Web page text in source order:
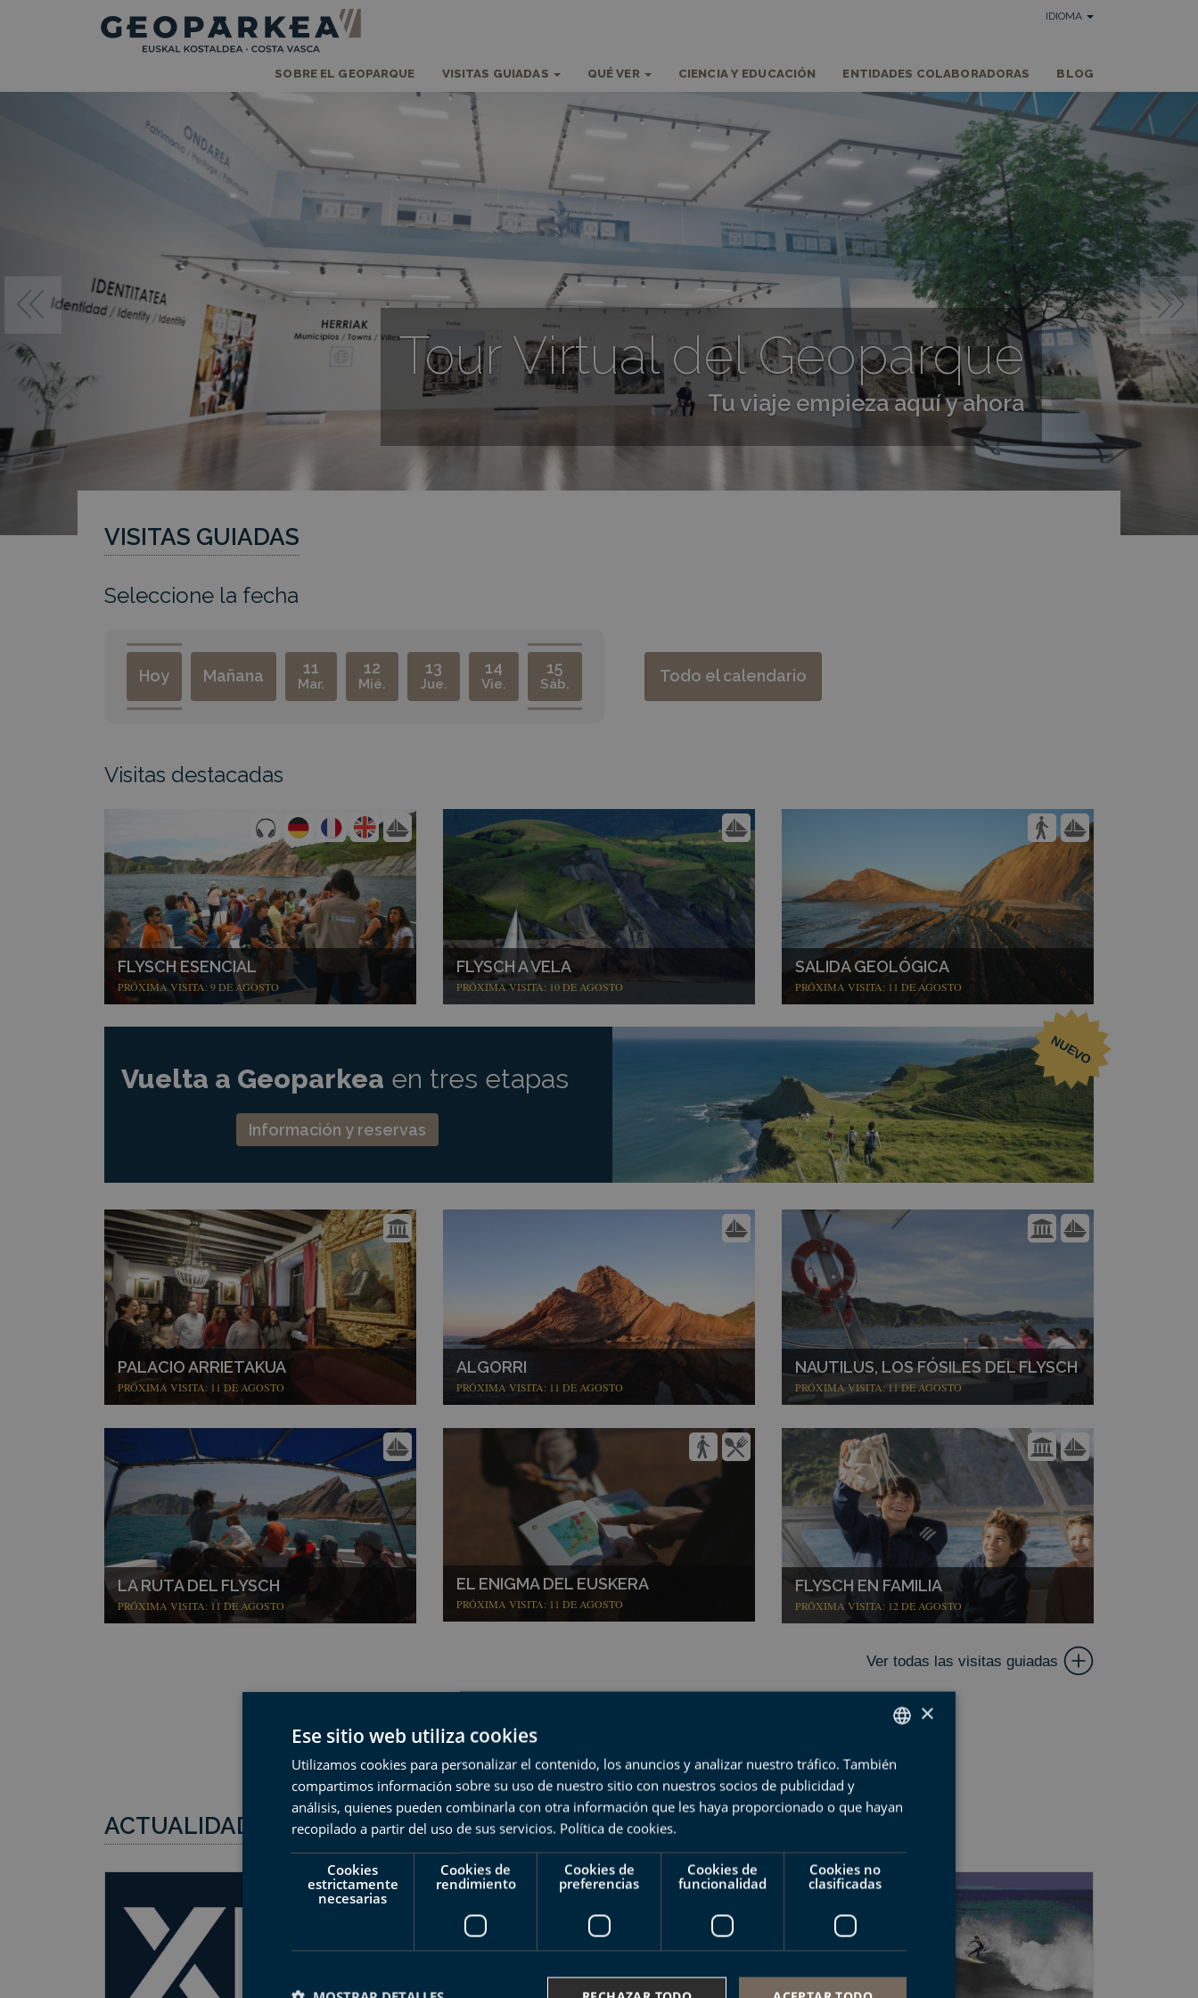
IDIOMA
SOBRE EL GEOPARQUE VISITAS GUIADAS QUÉ VER CIENCIA Y EDUCACIÓN ENTIDADES COLABORADORAS BLOG
Tour Virtual del Geoparque
Tu viaje empieza aquí y ahora
VISITAS GUIADAS
Seleccione la fecha
Hoy Mañana 11
Mar.
12
Mié.
13
Jue.
14
Vie.
15
Sáb. Todo el calendario
Visitas destacadas
FLYSCH ESENCIAL
PRÓXIMA VISITA: 9 DE AGOSTO
FLYSCH A VELA
PRÓXIMA VISITA: 10 DE AGOSTO
SALIDA GEOLÓGICA
PRÓXIMA VISITA: 11 DE AGOSTO
NUEVO
Vuelta a Geoparkea en tres etapas
Información y reservas
PALACIO ARRIETAKUA
PRÓXIMA VISITA: 11 DE AGOSTO
ALGORRI
PRÓXIMA VISITA: 11 DE AGOSTO
NAUTILUS, LOS FÓSILES DEL FLYSCH
PRÓXIMA VISITA: 11 DE AGOSTO
LA RUTA DEL FLYSCH
PRÓXIMA VISITA: 11 DE AGOSTO
EL ENIGMA DEL EUSKERA
PRÓXIMA VISITA: 11 DE AGOSTO
FLYSCH EN FAMILIA
PRÓXIMA VISITA: 12 DE AGOSTO
Ver todas las visitas guiadas
ACTUALIDAD Las últimas noticias sobre el Geoparque de la Costa Vasca
SPANISH
FRENCH
×
Ese sitio web utiliza cookies
Utilizamos cookies para personalizar el contenido, los anuncios y analizar nuestro tráfico. También
compartimos información sobre su uso de nuestro sitio con nuestros socios de publicidad y
análisis, quienes pueden combinarla con otra información que les haya proporcionado o que hayan
recopilado a partir del uso de sus servicios. Política de cookies.
Cookies
estrictamente
necesarias
Cookies de
rendimiento
Cookies de
preferencias
Cookies de
funcionalidad
Cookies no
clasificadas